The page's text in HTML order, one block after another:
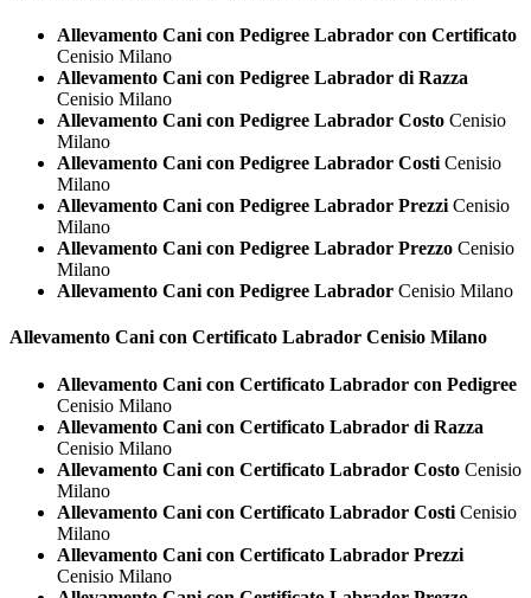
Allevamento Cani con Pedigree Labrador con Certificato
Cenisio Milano
Allevamento Cani con Pedigree Labrador di Razza
Cenisio Milano
Allevamento Cani con Pedigree Labrador Costo Cenisio
Milano
Allevamento Cani con Pedigree Labrador Costi Cenisio
Milano
Allevamento Cani con Pedigree Labrador Prezzi Cenisio
Milano
Allevamento Cani con Pedigree Labrador Prezzo Cenisio
Milano
Allevamento Cani con Pedigree Labrador Cenisio Milano
Allevamento Cani con Certificato Labrador Cenisio Milano
Allevamento Cani con Certificato Labrador con Pedigree
Cenisio Milano
Allevamento Cani con Certificato Labrador di Razza
Cenisio Milano
Allevamento Cani con Certificato Labrador Costo Cenisio
Milano
Allevamento Cani con Certificato Labrador Costi Cenisio
Milano
Allevamento Cani con Certificato Labrador Prezzi
Cenisio Milano